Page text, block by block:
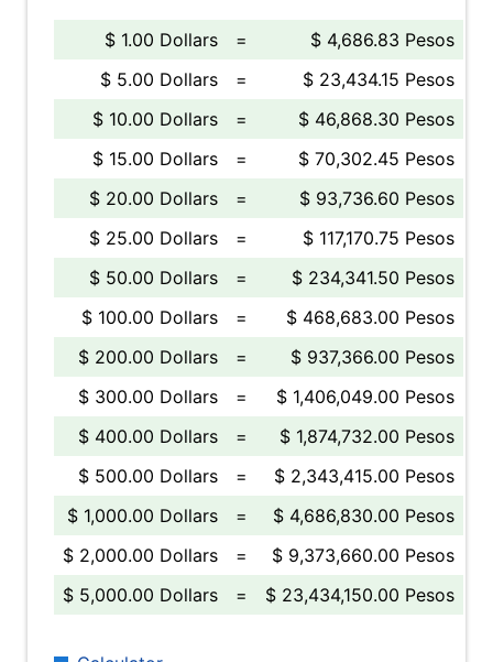
$ 1.00 Dollars =
$ 4,686.83 Pesos
$ 5.00 Dollars
=
$ 23,434.15 Pesos
$ 10.00 Dollars
=
$ 46,868.30 Pesos
$ 15.00 Dollars
=
$ 70,302.45 Pesos
$ 20.00 Dollars
=
$ 93,736.60 Pesos
$ 25.00 Dollars
=
$ 117,170.75 Pesos
$ 50.00 Dollars
=
$ 234,341.50 Pesos
$ 100.00 Dollars
=
$ 468,683.00 Pesos
$ 200.00 Dollars
=
$ 937,366.00 Pesos
$ 300.00 Dollars
=
$ 1,406,049.00 Pesos
$ 400.00 Dollars
=
$ 1,874,732.00 Pesos
$ 500.00 Dollars
=
$ 2,343,415.00 Pesos
$ 1,000.00 Dollars
=
$ 4,686,830.00 Pesos
$ 2,000.00 Dollars
=
$ 9,373,660.00 Pesos
$ 5,000.00 Dollars
= $ 23,434,150.00 Pesos